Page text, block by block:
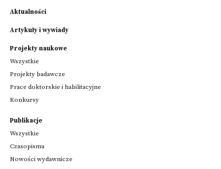
Aktualności
Artykuły i wywiady
Projekty naukowe
Wszystkie
Projekty badawcze
Prace doktorskie i habilitacyjne
Konkursy
Publikacje
Wszystkie
Czasopisma
Nowości wydawnicze